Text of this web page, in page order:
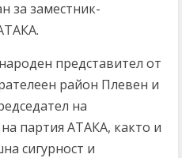
за заместник-
представител от
район Плевен и
на
партия АТАКА, както и
сигурност и